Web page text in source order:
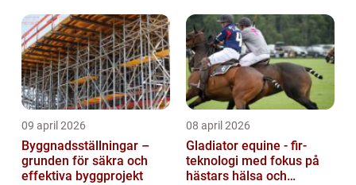
09 april 2026
Byggnadsställningar –
grunden för säkra och
effektiva byggprojekt
08 april 2026
Gladiator equine - fir-
teknologi med fokus på
hästars hälsa och